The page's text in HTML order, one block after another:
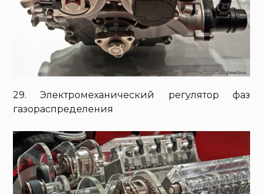
29. Электромеханический регулятор фаз
газораспределения